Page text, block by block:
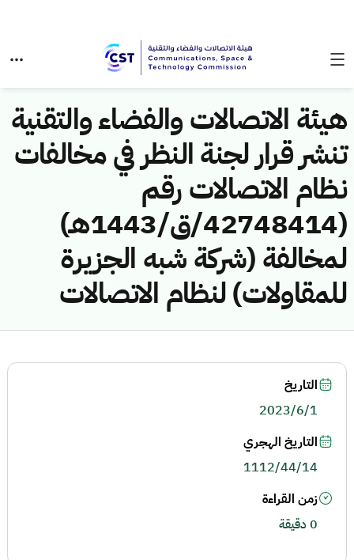
هيئة الاتصالات والفضاء والتقنية
تنشر قرار لجنة النظر في مخالفات
نظام الاتصالات رقم
(42748414/ق/1443هـ)
لمخالفة (شركة شبه الجزيرة
للمقاولات) لنظام الاتصالات
التاريخ
2023/6/1
التاريخ الهجري
1112/44/14
زمن القراءة
0 دقيقة